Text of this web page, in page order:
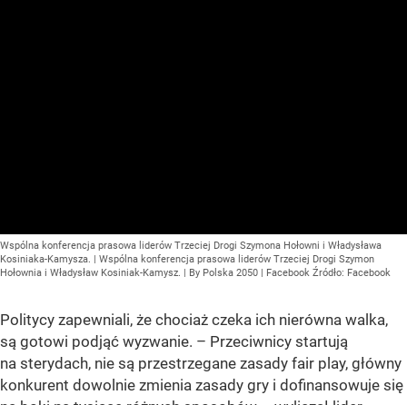
Wspólna konferencja prasowa liderów Trzeciej Drogi Szymona Hołowni i Władysława
Kosiniaka-Kamysza. | Wspólna konferencja prasowa liderów Trzeciej Drogi Szymon
Hołownia i Władysław Kosiniak-Kamysz. | By Polska 2050 | Facebook Źródło: Facebook
Politycy zapewniali, że chociaż czeka ich nierówna walka,
są gotowi podjąć wyzwanie. – Przeciwnicy startują
na sterydach, nie są przestrzegane zasady fair play, główny
konkurent dowolnie zmienia zasady gry i dofinansowuje się